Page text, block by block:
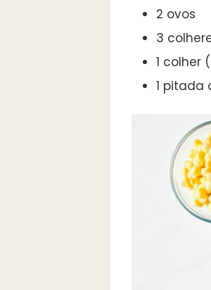
2 ovos
3
1 colher
1 pitada